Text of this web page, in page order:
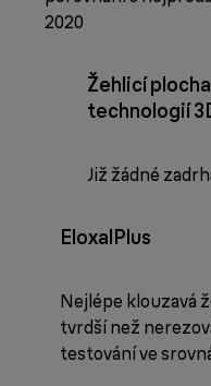
2020
Žehlicí
technologií
Již žádné
EloxalPlus
Nejlépe klouzavá
tvrdší než
testování ve